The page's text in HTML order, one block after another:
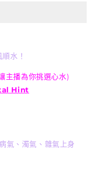
水！
主播為你挑選心水)
Hint
氣、濁氣、雜氣上身